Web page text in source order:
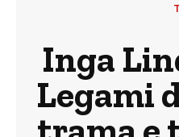
Inga
Legami